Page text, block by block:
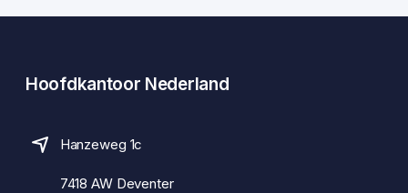
Hoofdkantoor Nederland
Hanzeweg 1c
7418 AW Deventer